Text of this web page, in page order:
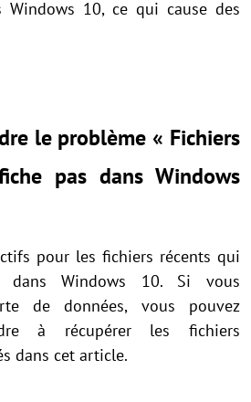
Windows 10, ce qui cause des
le problème « Fichiers
pas dans Windows
pour les fichiers récents qui
dans Windows 10. Si vous
de données, vous pouvez
à récupérer les fichiers
dans cet article.